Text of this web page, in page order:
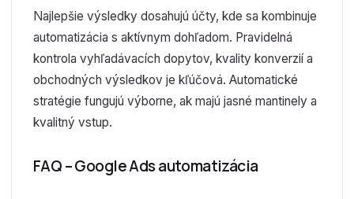
Najlepšie výsledky dosahujú účty, kde sa kombinuje
automatizácia s aktívnym dohľadom. Pravidelná
kontrola vyhľadávacích dopytov, kvality konverzií a
obchodných výsledkov je kľúčová. Automatické
stratégie fungujú výborne, ak majú jasné mantinely a
kvalitný vstup.
FAQ – Google Ads automatizácia